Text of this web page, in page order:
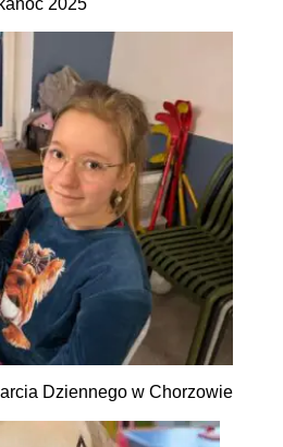
Dziennego w Chorzowie